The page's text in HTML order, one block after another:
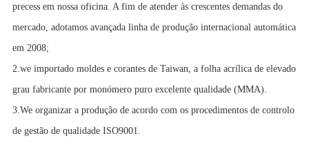
precess em nossa oficina. A fim de atender às crescentes demandas do
mercado, adotamos avançada linha de produção internacional automática
em 2008;
2.we importado moldes e corantes de Taiwan, a folha acrílica de elevado
grau fabricante por monómero puro excelente qualidade (MMA).
3.We organizar a produção de acordo com os procedimentos de controlo
de gestão de qualidade ISO9001.